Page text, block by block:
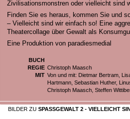
Zivilisationsmonstren oder vielleicht sind
Finden Sie es heraus, kommen Sie und
– Vielleicht sind wir einfach so! Eine
Theatercollage über Gewalt als
Eine Produktion von paradiesmedial
BUCH
REGIE Christoph Maasch
MIT Von und mit: Dietmar Bertram,
Hartmann, Sebastian Huther,
Christoph Maasch, Steffen
BILDER ZU SPASSGEWALT 2 - VIELLEICHT